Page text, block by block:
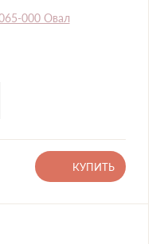
КУПИТЬ